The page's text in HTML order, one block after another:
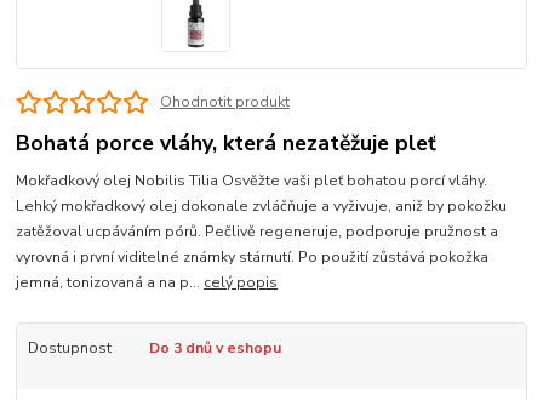
Ohodnotit produkt
Bohatá porce vláhy, která nezatěžuje pleť
Mokřadkový olej Nobilis Tilia Osvěžte vaši pleť bohatou porcí vláhy.
Lehký mokřadkový olej dokonale zvláčňuje a vyživuje, aniž by pokožku
zatěžoval ucpáváním pórů. Pečlivě regeneruje, podporuje pružnost a
vyrovná i první viditelné známky stárnutí. Po použití zůstává pokožka
jemná, tonizovaná a na p... celý popis
Dostupnost Do 3 dnů v eshopu